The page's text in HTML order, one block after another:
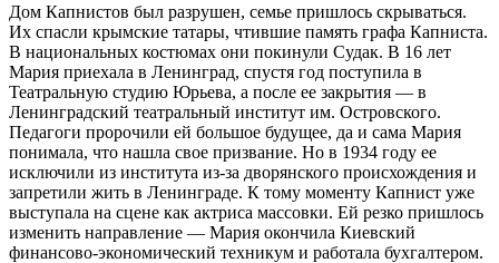
Дом Капнистов был разрушен, семье пришлось скрываться.
Их спасли крымские татары, чтившие память графа Капниста.
В национальных костюмах они покинули Судак. В 16 лет
Мария приехала в Ленинград, спустя год поступила в
Театральную студию Юрьева, а после ее закрытия — в
Ленинградский театральный институт им. Островского.
Педагоги пророчили ей большое будущее, да и сама Мария
понимала, что нашла свое призвание. Но в 1934 году ее
исключили из института из-за дворянского происхождения и
запретили жить в Ленинграде. К тому моменту Капнист уже
выступала на сцене как актриса массовки. Ей резко пришлось
изменить направление — Мария окончила Киевский
финансово-экономический техникум и работала бухгалтером.